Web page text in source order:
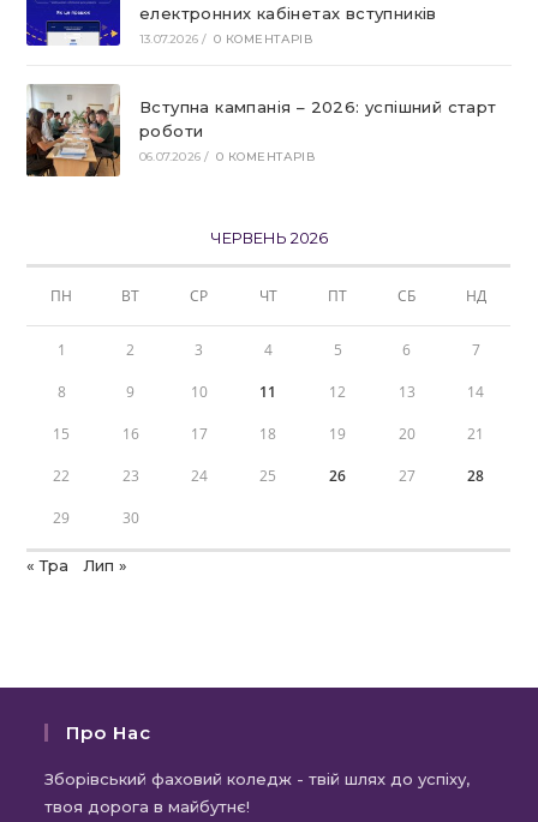
електронних кабінетах вступників
13.07.2026 / 0 КОМЕНТАРІВ
Вступна кампанія – 2026: успішний старт
роботи
06.07.2026 / 0 КОМЕНТАРІВ
ЧЕРВЕНЬ 2026
ПН ВТ СР ЧТ ПТ СБ НД
1 2 3 4 5 6 7
8 9 10 11 12 13 14
15 16 17 18 19 20 21
22 23 24 25 26 27 28
29 30
« Тра Лип »
Про Нас
Зборівський фаховий коледж - твій шлях до успіху,
твоя дорога в майбутнє!